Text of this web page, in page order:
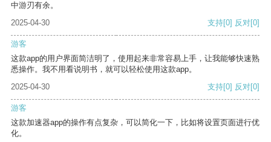
中游刃有余。
2025-04-30
支持[0] 反对[0]
游客
这款app的用户界面简洁明了，使用起来非常容易上手，让我能够快速熟
悉操作。我不用看说明书，就可以轻松使用这款app。
2025-04-30
支持[0] 反对[0]
游客
这款加速器app的操作有点复杂，可以简化一下，比如将设置页面进行优
化。